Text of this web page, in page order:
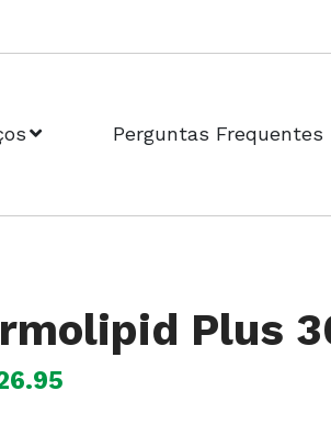
Perguntas Frequentes
Plus